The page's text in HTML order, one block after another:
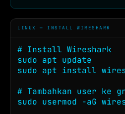
LINUX — INSTALL WIRESHARK
# Install Wireshark
sudo apt update
sudo apt install
# Tambahkan user ke
sudo usermod -aG